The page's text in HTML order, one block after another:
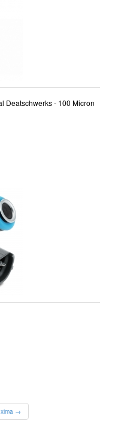
Deatschwerks - 100 Micron
→